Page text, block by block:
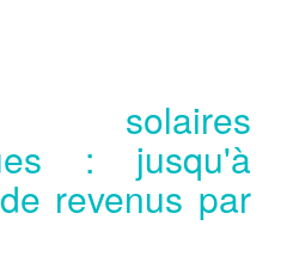
solaires
: jusqu'à
revenus par